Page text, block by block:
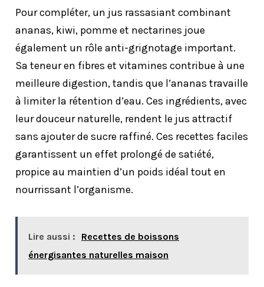
Pour compléter, un jus rassasiant combinant
ananas, kiwi, pomme et nectarines joue
également un rôle anti-grignotage important.
Sa teneur en fibres et vitamines contribue à une
meilleure digestion, tandis que l’ananas travaille
à limiter la rétention d’eau. Ces ingrédients, avec
leur douceur naturelle, rendent le jus attractif
sans ajouter de sucre raffiné. Ces recettes faciles
garantissent un effet prolongé de satiété,
propice au maintien d’un poids idéal tout en
nourrissant l’organisme.
Lire aussi :
Recettes de boissons
énergisantes naturelles maison